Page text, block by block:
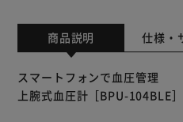
商品説明 仕様・
スマートフォンで血圧管理
上腕式血圧計［BPU-104BLE］